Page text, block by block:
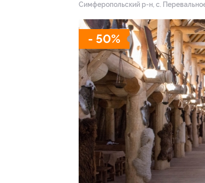
Симферопольский р-н, с.
- 50%